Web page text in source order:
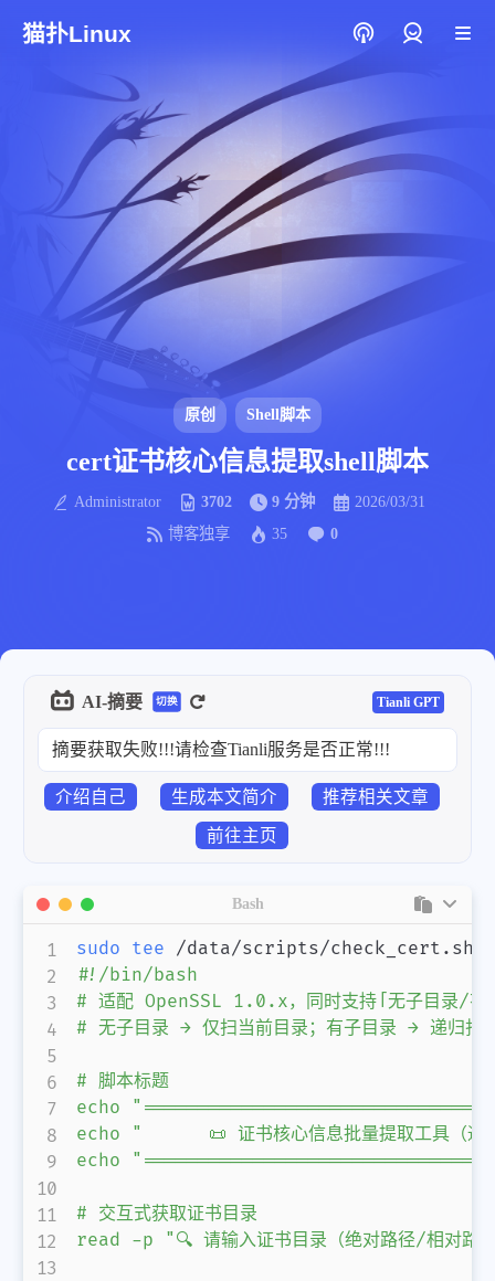
猫扑Linux
登录
原创 Shell脚本
cert证书核心信息提取shell脚本
Administrator 3702 9 分钟
2026/03/31
博客独享
35 0
AI-摘要 切换 Tianli GPT
摘要获取失败!!!请检查Tianli服务是否正常!!!
介绍自己 生成本文简介 推荐相关文章
前往主页
sudo tee /data/scripts/check_cert.sh
#!/bin/bash
# 适配 OpenSSL 1.0.x，同时支持「无子目录/有
# 无子目录 → 仅扫当前目录；有子目录 → 递归扫
# 脚本标题
echo
echo "      📜 证书核心信息批量提取工具（通
echo
# 交互式获取证书目录
read -p "🔍 请输入证书目录（绝对路径/相对
Bash